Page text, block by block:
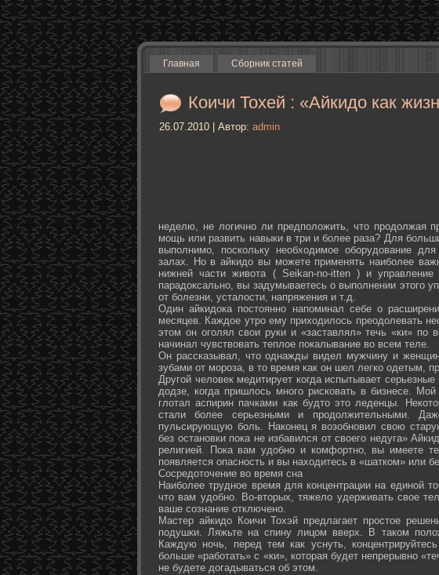
Главная Сборник статей
Коичи Тохей : «Айкидо как
26.07.2010 | Автор: admin
неделю, не логично ли предположить, что продолжая
мощь или развить навыки в три и более раза? Для
выполнимо, поскольку необходимое оборудование
залах. Но в айкидо вы можете применять наиболее
нижней части живота ( Seikan-­no-­itten ) и
парадоксально, вы задумываетесь о выполнении этого
от болезни, усталости, напряжения и т.д.
Один айкидока постоянно напоминал себе о
месяцев. Каждое утро ему приходилось преодолевать
этом он оголял свои руки и «заставлял» течь «ки» по
начинал чувствовать теплое покалывание во всем теле.
Он рассказывал, что однажды видел мужчину и
зубами от мороза, в то время как он шел легко одетым,
Другой человек медитирует когда испытывает
додзе, когда пришлось много рисковать в бизнесе.
глотал аспирин пачками как будто это леденцы.
стали более серьезными и продолжительными.
пульсирующую боль. Наконец я возобновил свою
без остановки пока не избавился от своего недуга»
религией. Пока вам удобно и комфортно, вы имеете
появляется опасность и вы находитесь в «шатком» или
Сосредоточение во время сна
Наиболее трудное время для концентрации на единой
что вам удобно. Во-вторых, тяжело удерживать свое
ваше сознание отключено.
Мастер айкидо Коичи Тохэй предлагает простое
подушки. Ляжьте на спину лицом вверх. В таком
Каждую ночь, перед тем как уснуть,
больше «работать» с «ки», которая будет непрерывно
не будете догадываться об этом.